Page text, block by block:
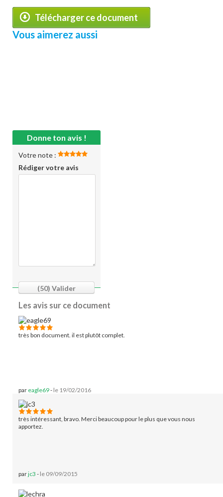
Télécharger ce document
Vous aimerez aussi
Donne ton avis !
Votre note :
Rédiger votre avis
(50) Valider
Les avis sur ce document
très bon document. il est plutôt complet.
par eagle69- le 19/02/2016
très intéressant, bravo. Merci beaucoup pour le plus que vous nous
apportez.
parjc3 - le 09/09/2015